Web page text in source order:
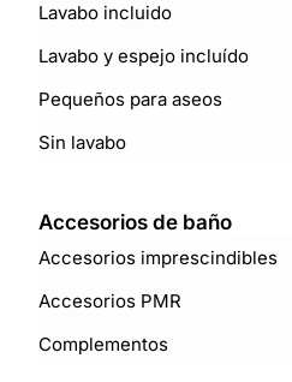
Lavabo incluido
Lavabo y espejo incluído
Pequeños para aseos
Sin lavabo
Accesorios de baño
Accesorios imprescindibles
Accesorios PMR
Complementos